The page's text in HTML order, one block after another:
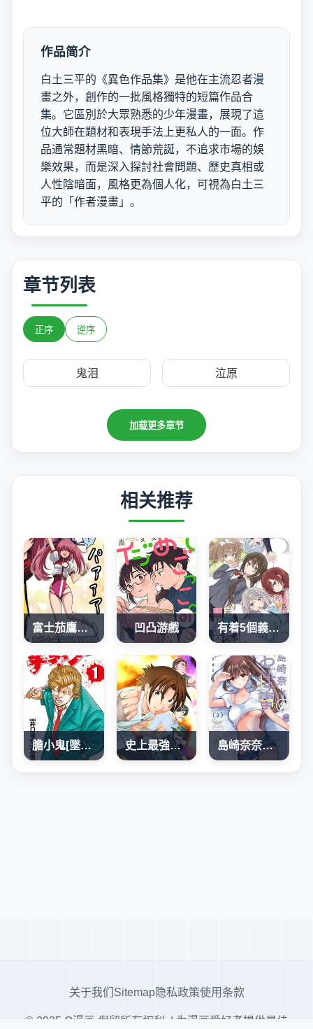
作品简介
白土三平的《異色作品集》是他在主流忍者漫
畫之外，創作的一批風格獨特的短篇作品合
集。它區別於大眾熟悉的少年漫畫，展現了這
位大師在題材和表現手法上更私人的一面。作
品通常題材黑暗、情節荒誕，不追求市場的娛
樂效果，而是深入探討社會問題、歷史真相或
人性陰暗面，風格更為個人化，可視為白土三
平的「作者漫畫」。
章节列表
正序 逆序
鬼泪 泣原
加载更多章节
相关推荐
富士茄鷹老師的推特短篇 凹凸游戲 有着5個義妹的我
膽小鬼[墜落]前夜之故事 史上最強弟子兼一2 達人篇 島崎奈奈@工作募集中
关于我们 Sitemap隐私政策使用条款
© 2025 Q漫画 保留所有权利. | 为漫画爱好者提供最佳